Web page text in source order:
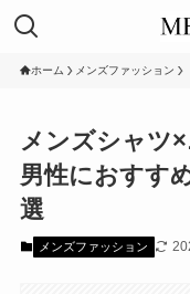
ホーム メンズファッション
メンズシャツ
男性におすす
選
メンズファッション